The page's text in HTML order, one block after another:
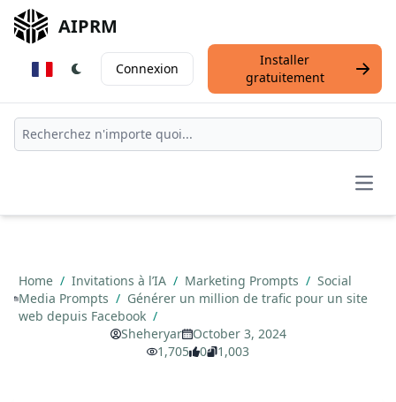
AIPRM
Connexion
Installer
gratuitement
Home / Invitations à l’IA / Marketing Prompts / Social
Media Prompts / Générer un million de trafic pour un site
web depuis Facebook /
Sheheryar
October 3, 2024
1,705
0 1,003